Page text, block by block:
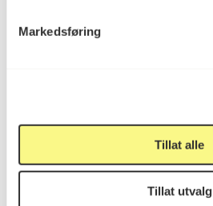
Markedsføring
Tillat alle
Tillat utvalg
0251 Oslo
Viktig info
Utbetaling og fakturering